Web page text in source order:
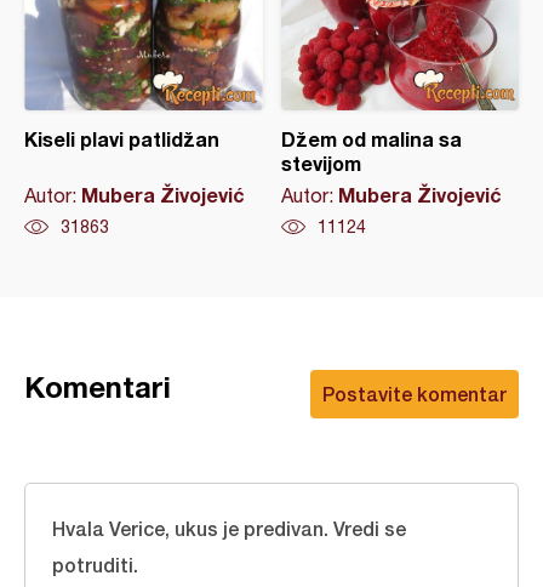
Kiseli plavi patlidžan
Autor: Mubera Živojević
31863
Džem od malina sa
stevijom
Autor: Mubera Živojević
11124
Postavite komentar
Komentari
Hvala Verice, ukus je predivan. Vredi se
potruditi.